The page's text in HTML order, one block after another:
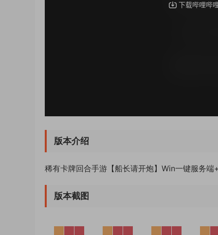
版本介绍
稀有卡牌回合手游【船长请开炮】Win一键服务
版本截图